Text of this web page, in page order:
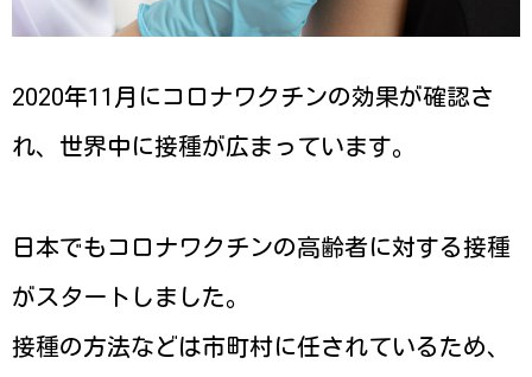
2020年11月にコロナワクチンの効果が確認さ
れ、世界中に接種が広まっています。
日本でもコロナワクチンの高齢者に対する接種
がスタートしました。
接種の方法などは市町村に任されているため、